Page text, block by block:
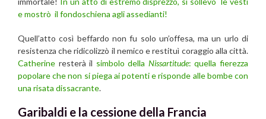
e mostrò il fondoschiena agli assedianti!
Quell’atto così beffardo non fu solo un’offesa, ma un urlo di
resistenza che ridicolizzò il nemico e restituì coraggio alla città.
Catherine resterà il simbolo della Nissartitude: quella fierezza
popolare che non si piega ai potenti e risponde alle bombe con
una risata dissacrante.
Garibaldi e la cessione della Francia